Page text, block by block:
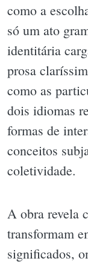
como a
só um ato
identitária
prosa
como as
dois idiomas
formas de
conceitos
coletividade.
A obra revela
transformam
significados,